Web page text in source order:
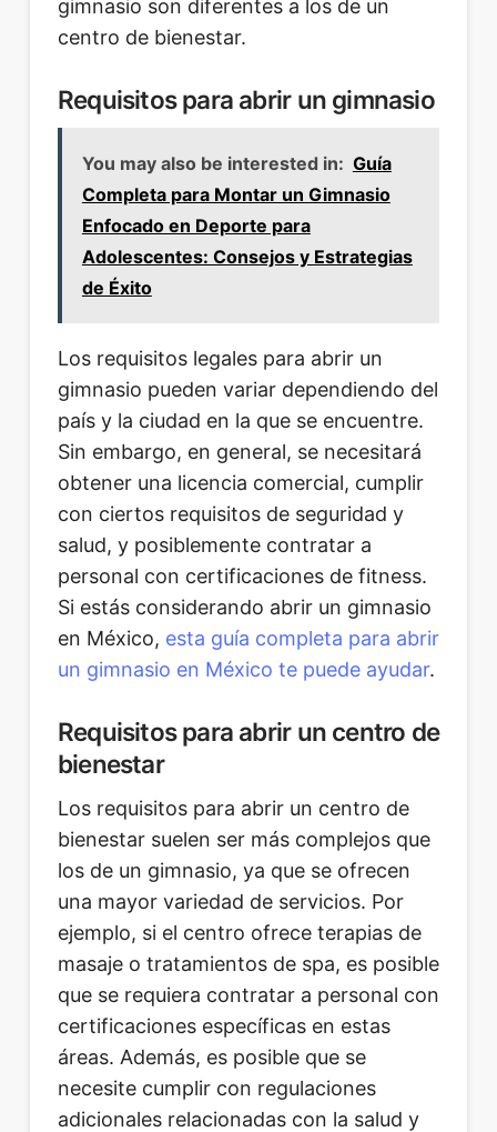
gimnasio son diferentes a los de un
centro de bienestar.
Requisitos para abrir un gimnasio
You may also be interested in: Guía
Completa para Montar un Gimnasio
Enfocado en Deporte para
Adolescentes: Consejos y Estrategias
de Éxito
Los requisitos legales para abrir un
gimnasio pueden variar dependiendo del
país y la ciudad en la que se encuentre.
Sin embargo, en general, se necesitará
obtener una licencia comercial, cumplir
con ciertos requisitos de seguridad y
salud, y posiblemente contratar a
personal con certificaciones de fitness.
Si estás considerando abrir un gimnasio
en México, esta guía completa para abrir
un gimnasio en México te puede ayudar.
Requisitos para abrir un centro de
bienestar
Los requisitos para abrir un centro de
bienestar suelen ser más complejos que
los de un gimnasio, ya que se ofrecen
una mayor variedad de servicios. Por
ejemplo, si el centro ofrece terapias de
masaje o tratamientos de spa, es posible
que se requiera contratar a personal con
certificaciones específicas en estas
áreas. Además, es posible que se
necesite cumplir con regulaciones
adicionales relacionadas con la salud y